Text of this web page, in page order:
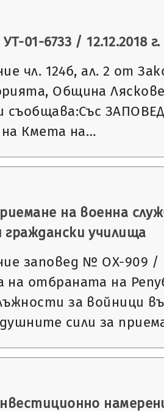
01-6733 / 12.12.2018 г.
чл. 124б, ал. 2 от
Община
съобщава:Със
на Кмета на…
на военна
училища
заповед № ОХ-909 /
отбраната на
за войници
сили за